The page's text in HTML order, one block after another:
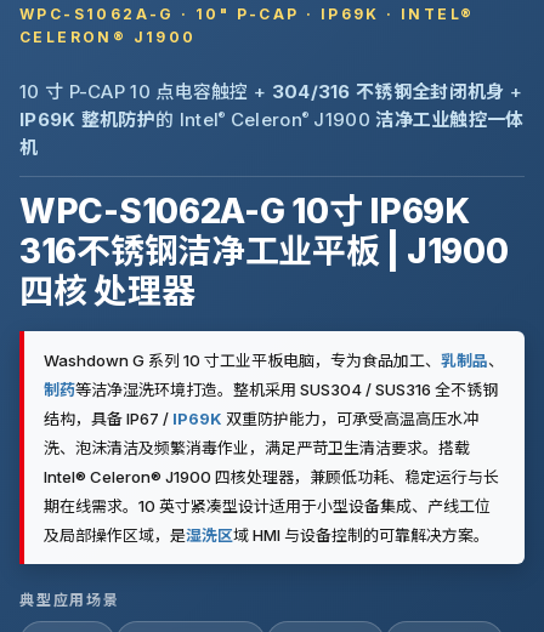
WPC-S1062A-G · 10" P-CAP · IP69K · INTEL®
CELERON® J1900
10 寸 P-CAP 10 点电容触控 + 304/316 不锈钢全封闭机身 +
IP69K 整机防护的 Intel® Celeron® J1900 洁净工业触控一体
机
WPC-S1062A-G 10寸 IP69K
316不锈钢洁净工业平板 | J1900
四核 处理器
Washdown G 系列 10 寸工业平板电脑，专为食品加工、 乳制品、
制药等洁净湿洗环境打造。整机采用 SUS304 / SUS316 全不锈钢
结构，具备 IP67 / IP69K 双重防护能力，可承受高温高压水冲
洗、泡沫清洁及频繁消毒作业，满足严苛卫生清洁要求。搭载
Intel® Celeron® J1900 四核处理器，兼顾低功耗、稳定运行与长
期在线需求。10 英寸紧凑型设计适用于小型设备集成、产线工位
及局部操作区域，是湿洗区域 HMI 与设备控制的可靠解决方案。
典型应用场景